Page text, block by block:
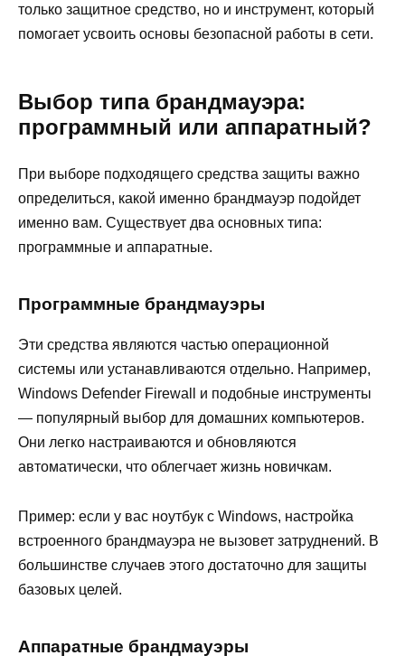
только защитное средство, но и инструмент, который
помогает усвоить основы безопасной работы в сети.
Выбор типа брандмауэра:
программный или аппаратный?
При выборе подходящего средства защиты важно
определиться, какой именно брандмауэр подойдет
именно вам. Существует два основных типа:
программные и аппаратные.
Программные брандмауэры
Эти средства являются частью операционной
системы или устанавливаются отдельно. Например,
Windows Defender Firewall и подобные инструменты
— популярный выбор для домашних компьютеров.
Они легко настраиваются и обновляются
автоматически, что облегчает жизнь новичкам.
Пример: если у вас ноутбук с Windows, настройка
встроенного брандмауэра не вызовет затруднений. В
большинстве случаев этого достаточно для защиты
базовых целей.
Аппаратные брандмауэры